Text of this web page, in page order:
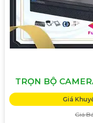
TRỌN BỘ
Giá
Giá